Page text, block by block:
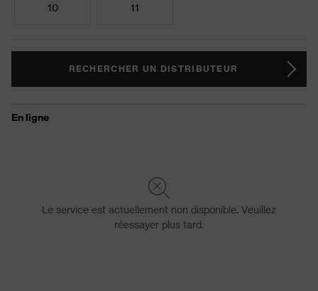
10 11
RECHERCHER UN DISTRIBUTEUR